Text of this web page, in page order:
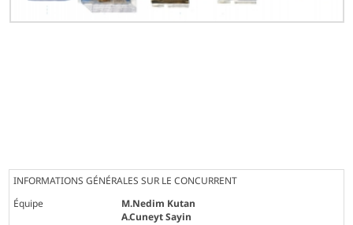
INFORMATIONS GÉNÉRALES SUR LE CONCURRENT
Équipe
M.Nedim Kutan
A.Cuneyt Sayin